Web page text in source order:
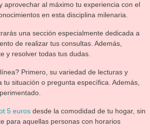
al máximo tu experiencia con el
en esta disciplina milenaria.
una sección especialmente dedicada a
de realizar tus consultas. Además,
y resolver todas tus dudas.
Primero, su variedad de lecturas y
situación o pregunta específica. Además,
5 euros desde la comodidad de tu hogar, sin
para aquellas personas con horarios